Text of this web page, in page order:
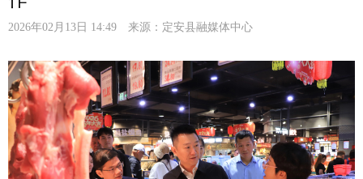
2026年02月13日 14:49 来源： 定安县融媒体中心